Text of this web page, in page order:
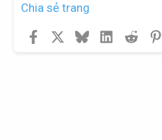
Chia sẻ trang
Facebook BlueskyLinkedInReddit